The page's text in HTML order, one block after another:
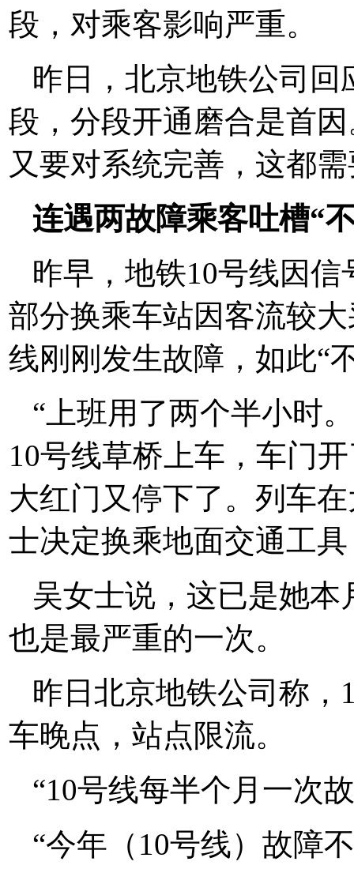
段，对乘客影响严重。
昨日，北京地铁公司回
段，分段开通磨合是首
又要对系统完善，这都
连遇两故障乘客吐槽“
昨早，地铁10号线因
部分换乘车站因客流较
线刚刚发生故障，如此“
“上班用了两个半小时
10号线草桥上车，车门
大红门又停下了。列车
士决定换乘地面交通工
吴女士说，这已是她本
也是最严重的一次。
昨日北京地铁公司称，
车晚点，站点限流。
“10号线每半个月一次
“今年（10号线）故障